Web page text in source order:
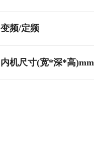
变频/定频
内机尺寸(宽*深*高)mm